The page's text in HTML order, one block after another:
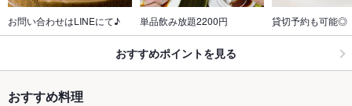
お問い合わせはLINEにて♪ 単品飲み放題2200円 貸切予約も可能◎
おすすめポイントを見る
おすすめ料理